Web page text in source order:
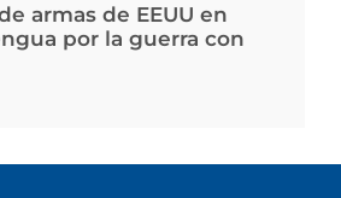
armas de EEUU en
por la guerra con